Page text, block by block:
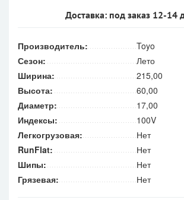
Доставка: под заказ 12-14
Производитель:
Toyo
Сезон:
Лето
Ширина:
215,00
Высота:
60,00
Диаметр:
17,00
Индексы:
100V
Легкогрузовая:
Нет
RunFlat:
Нет
Шипы:
Нет
Грязевая:
Нет